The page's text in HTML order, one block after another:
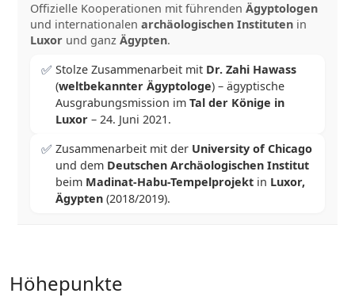
Offizielle Kooperationen mit führenden Ägyptologen
und internationalen archäologischen Instituten in
Luxor und ganz Ägypten.
✅ Stolze Zusammenarbeit mit Dr. Zahi Hawass
(weltbekannter Ägyptologe) – ägyptische
Ausgrabungsmission im Tal der Könige in
Luxor – 24. Juni 2021 .
✅ Zusammenarbeit mit der University of Chicago
und dem Deutschen Archäologischen Institut
beim Madinat-Habu-Tempelprojekt in Luxor,
Ägypten (2018/2019).
Höhepunkte